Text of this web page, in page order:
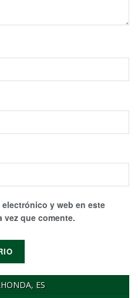
y web en este
vez que comente.
ES